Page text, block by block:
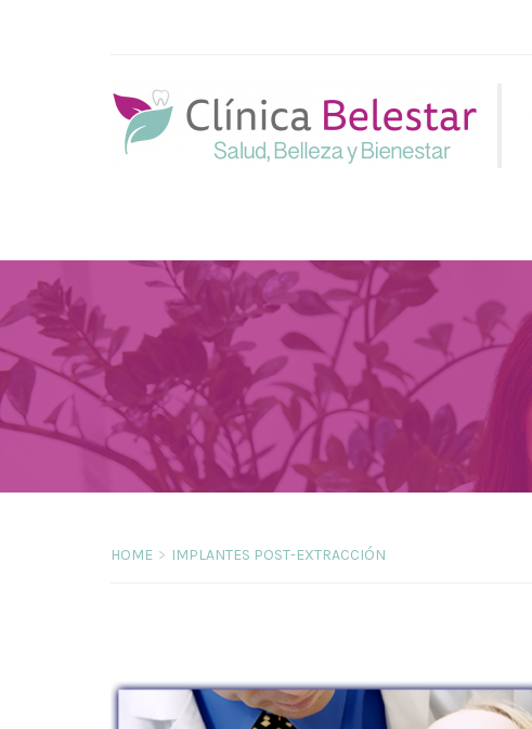
HOME IMPLANTES POST-EXTRACCIÓN